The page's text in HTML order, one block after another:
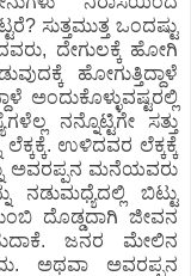
ಸುತ್ತಮುತ್ತ ಒಂದಷ್ಟು
ದೇಗುಲಕ್ಕೆ ಹೋಗಿ
ಹೋಗುತ್ತಿದ್ದಾಳೆ
ಅಂದುಕೊಳ್ಳುವಷ್ಟರಲ್ಲಿ
ನನ್ನೊಟ್ಟಿಗೇ ಸತ್ತು
ಉಳಿದವರ ಲೆಕ್ಕಕ್ಕೆ
ಅವರಪ್ಪನ ಮನೆಯವರು
ನಡುಮಧ್ಯೆದಲ್ಲಿ ಬಿಟ್ಟು
ದೊಡ್ಡದಾಗಿ ಜೀವನ
ಜನರ ಮೇಲಿನ
ಅಥವಾ ಅವರಪ್ಪನ